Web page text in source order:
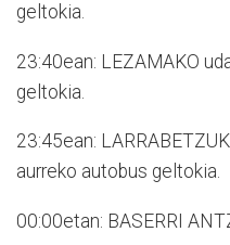
geltokia.
23:40ean: LEZAMAKO
geltokia.
23:45ean:
aurreko autobus geltokia.
00:00etan: BASERRI